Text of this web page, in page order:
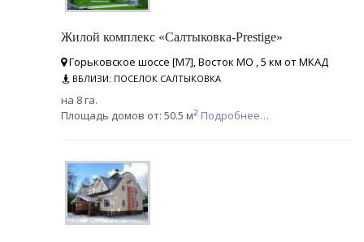
Жилой комплекс «Салтыковка-Prestige»
Горьковское шоссе [М7], Восток МО , 5 км от МКАД
ВБЛИЗИ: ПОСЕЛОК САЛТЫКОВКА
на 8 га.
Площадь домов от: 50.5 м2 Подробнее…